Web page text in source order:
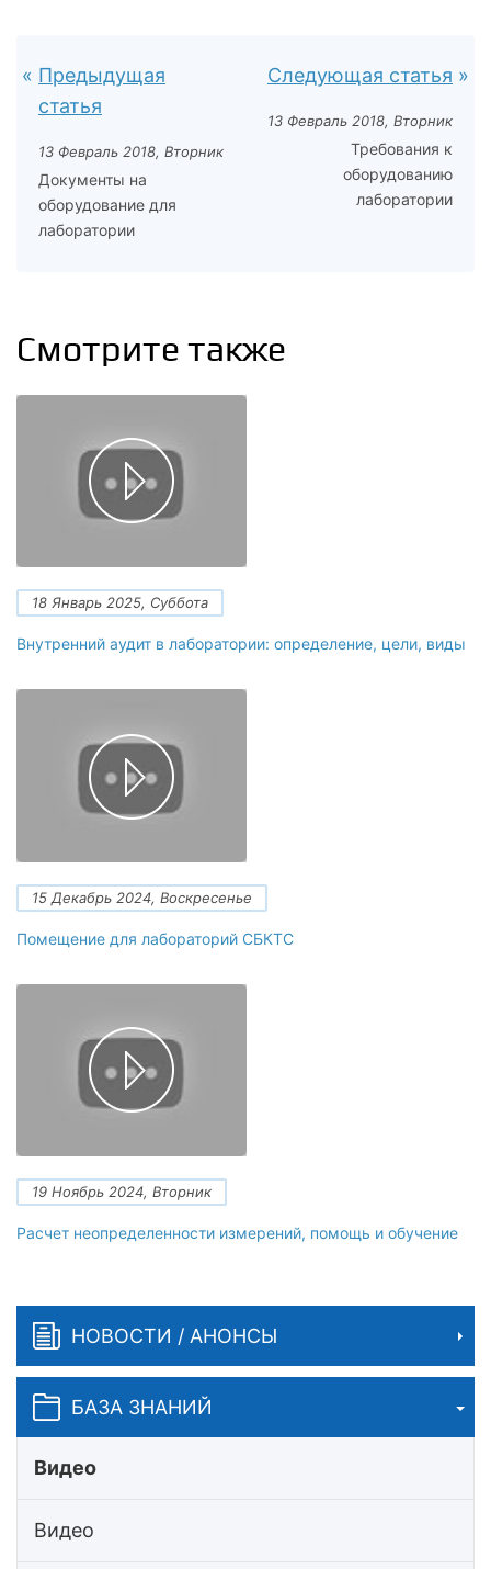
НОВОСТИ / АНОНСЫ
БАЗА ЗНАНИЙ
Видео
Видео
Предыдущая
статья
13 Февраль 2018, Вторник
Документы на
оборудование для
лаборатории
Следующая статья
13 Февраль 2018, Вторник
Требования к
оборудованию
лаборатории
Смотрите также
18 Январь 2025, Суббота
Внутренний аудит в лаборатории: определение, цели, виды
15 Декабрь 2024, Воскресенье
Помещение для лабораторий СБКТС
19 Ноябрь 2024, Вторник
Расчет неопределенности измерений, помощь и обучение